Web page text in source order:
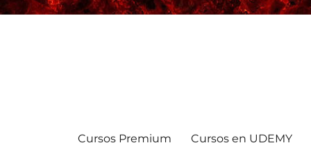
Cursos Premium Cursos en UDEMY